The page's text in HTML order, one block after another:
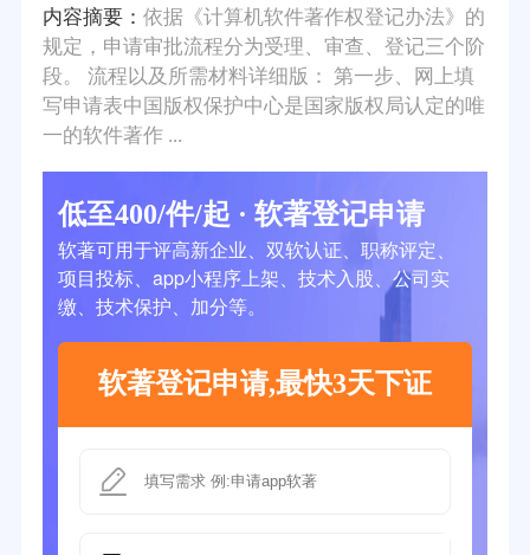
内容摘要： 依据《计算机软件著作权登记办法》的
规定，申请审批流程分为受理、审查、登记三个阶
段。 流程以及所需材料详细版： 第一步、网上填
写申请表中国版权保护中心是国家版权局认定的唯
一的软件著作 ...
低至400/件/起 · 软著登记申请
软著可用于评高新企业、双软认证、职称评定、
项目投标、app小程序上架、技术入股、公司实
缴、技术保护、加分等。
软著登记申请,最快3天下证